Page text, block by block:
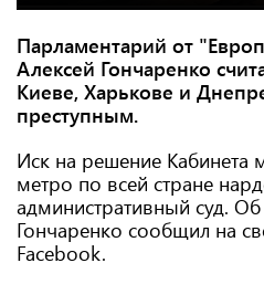
Парламентарий от
Алексей Гончаренко
Киеве, Харькове и
преступным.
Иск на решение Кабинета
метро по всей стране
административный суд.
Гончаренко сообщил на
Facebook.